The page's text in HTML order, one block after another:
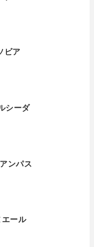
ビア
シーダ
ンパス
ール